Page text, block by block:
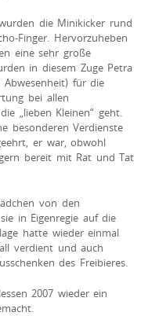
die Minikicker rund
Finger. Hervorzuheben
eine sehr große
in diesem Zuge Petra
Abwesenheit) für die
bei allen
„lieben Kleinen“ geht.
besonderen Verdienste
er war, obwohl
bereit mit Rat und Tat
von den
in Eigenregie auf die
hatte wieder einmal
verdient und auch
des Freibieres.
2007 wieder ein